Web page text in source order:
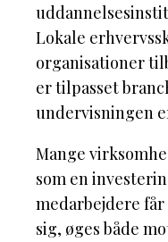
Lokale
organisationer
er tilpasset
undervisningen
Mange
som en
medarbejdere
sig, øges både